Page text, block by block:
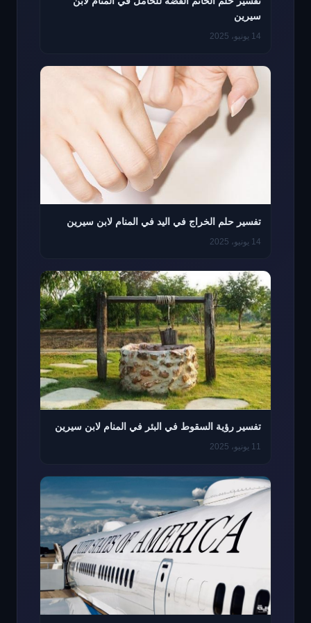
سيرين
14 يونيو، 2025
تفسير حلم الخراج في اليد في المنام لابن سيرين
14 يونيو، 2025
تفسير رؤية السقوط في البئر في المنام لابن سيرين
11 يونيو، 2025